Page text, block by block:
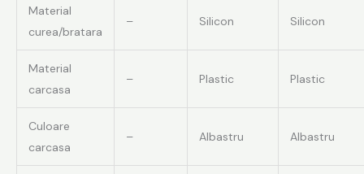
Material
curea/bratara
– Silicon Silicon
Material
carcasa
– Plastic Plastic
Culoare
carcasa
– Albastru Albastru